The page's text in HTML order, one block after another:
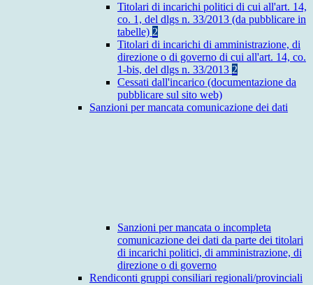
Titolari di incarichi politici di cui all'art. 14,
co. 1, del dlgs n. 33/2013 (da pubblicare in
tabelle) 2
Titolari di incarichi di amministrazione, di
direzione o di governo di cui all'art. 14, co.
1-bis, del dlgs n. 33/2013 2
Cessati dall'incarico (documentazione da
pubblicare sul sito web)
Sanzioni per mancata comunicazione dei dati
Sanzioni per mancata o incompleta
comunicazione dei dati da parte dei titolari
di incarichi politici, di amministrazione, di
direzione o di governo
Rendiconti gruppi consiliari regionali/provinciali